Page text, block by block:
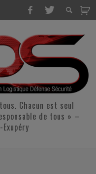
Chacun est seul
de tous » –